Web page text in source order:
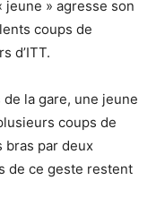
» agresse son
coups de
d’ITT.
la gare, une jeune
coups de
bras par deux
de ce geste restent